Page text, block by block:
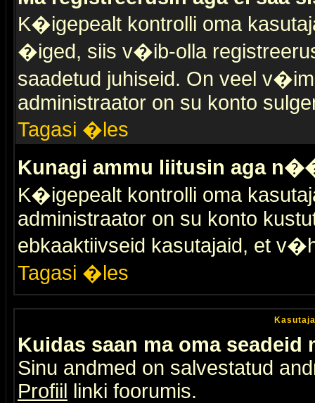
K�igepealt kontrolli oma
�iged, siis v�ib-olla
saadetud juhiseid. On veel
administraator on su konto
Tagasi �les
Kunagi ammu liitusin aga
K�igepealt kontrolli oma
administraator on su konto
ebkaaktiivseid kasutajaid, et
Tagasi �les
Kuidas saan ma oma seadeid
Sinu andmed on salvestatud
Profiil linki foorumis.